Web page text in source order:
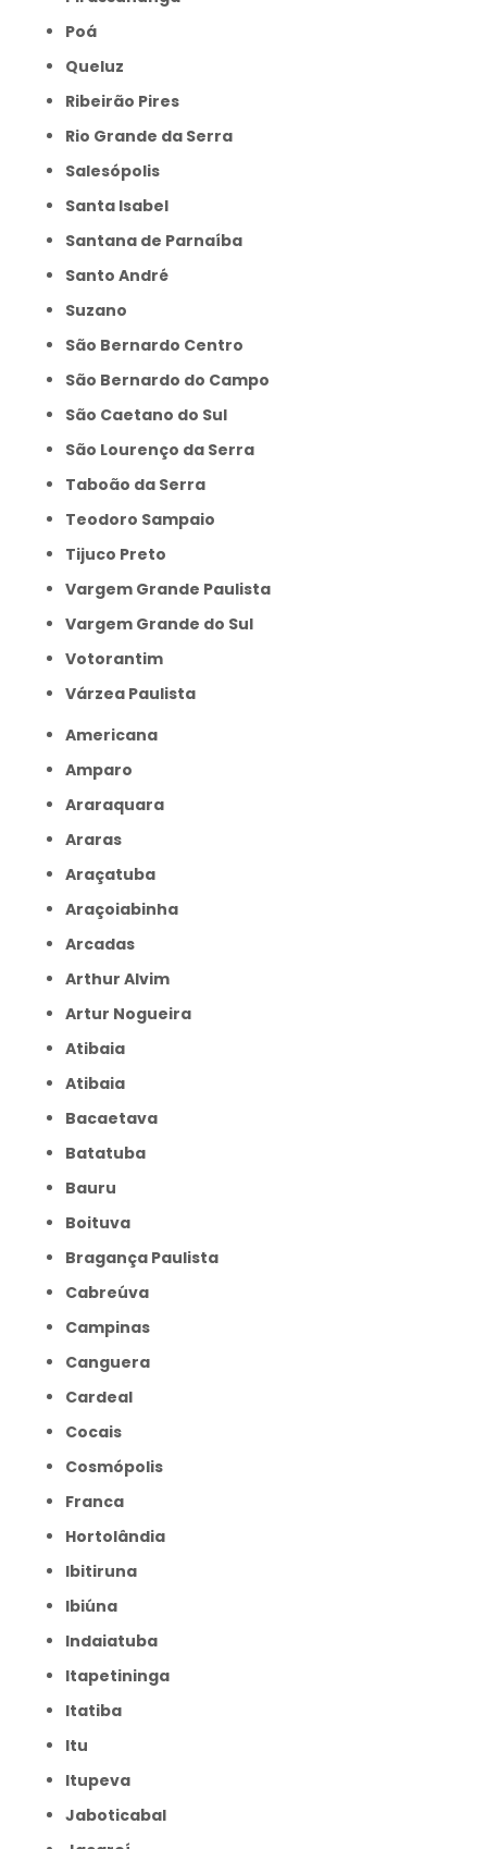
Poá
Queluz
Ribeirão Pires
Rio Grande da Serra
Salesópolis
Santa Isabel
Santana de Parnaíba
Santo André
Suzano
São Bernardo Centro
São Bernardo do Campo
São Caetano do Sul
São Lourenço da Serra
Taboão da Serra
Teodoro Sampaio
Tijuco Preto
Vargem Grande Paulista
Vargem Grande do Sul
Votorantim
Várzea Paulista
Americana
Amparo
Araraquara
Araras
Araçatuba
Araçoiabinha
Arcadas
Arthur Alvim
Artur Nogueira
Atibaia
Atibaia
Bacaetava
Batatuba
Bauru
Boituva
Bragança Paulista
Cabreúva
Campinas
Canguera
Cardeal
Cocais
Cosmópolis
Franca
Hortolândia
Ibitiruna
Ibiúna
Indaiatuba
Itapetininga
Itatiba
Itu
Itupeva
Jaboticabal